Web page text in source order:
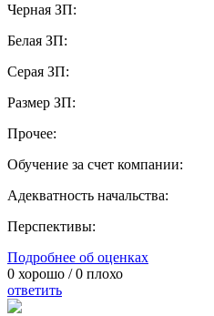
Черная ЗП:
Белая ЗП:
Серая ЗП:
Размер ЗП:
Прочее:
Обучение за счет компании:
Адекватность начальства:
Перспективы:
Подробнее об оценках
0 хорошо /0 плохо
ответить